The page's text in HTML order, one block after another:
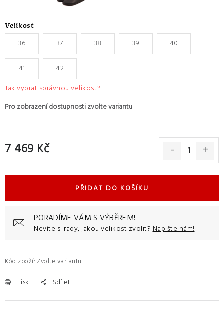
Velikost
36
37 38 39 40
41
42
Jak vybrat správnou velikost?
7 469 Kč
PŘIDAT DO KOŠÍKU
PORADÍME VÁM S VÝBĚREM!
Nevíte si rady, jakou velikost zvolit? Napište nám!
Kód zboží: Zvolte variantu
Tisk Sdílet